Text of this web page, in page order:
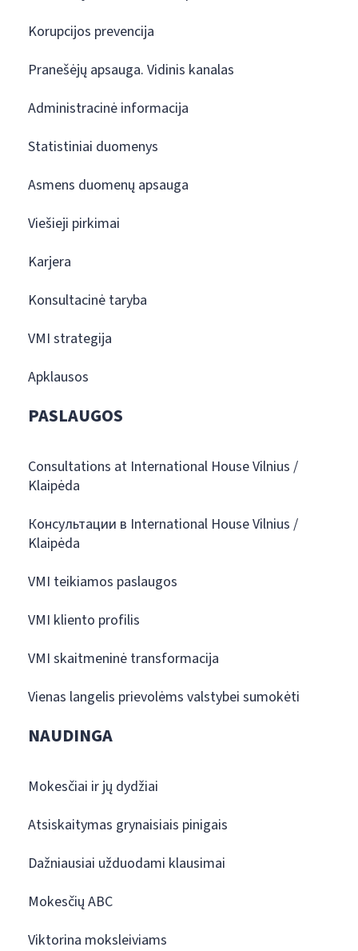
Korupcijos prevencija
Pranešėjų apsauga. Vidinis kanalas
Administracinė informacija
Statistiniai duomenys
Asmens duomenų apsauga
Viešieji pirkimai
Karjera
Konsultacinė taryba
VMI strategija
Apklausos
PASLAUGOS
Consultations at International House Vilnius /
Klaipėda
Консультации в International House Vilnius /
Klaipėda
VMI teikiamos paslaugos
VMI kliento profilis
VMI skaitmeninė transformacija
Vienas langelis prievolėms valstybei sumokėti
NAUDINGA
Mokesčiai ir jų dydžiai
Atsiskaitymas grynaisiais pinigais
Dažniausiai užduodami klausimai
Mokesčių ABC
Viktorina moksleiviams